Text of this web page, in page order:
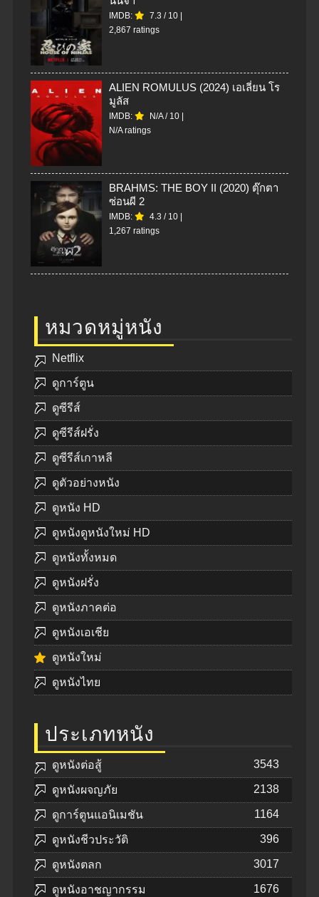
IMDB: 7.3 / 10
2,867 ratings
ALIEN ROMULUS (2024) เอเลี่ยน โร
มูลัส
IMDB: N/A/ 10
N/A ratings
BRAHMS: THE BOY II (2020) ตุ๊กตา
ซ่อนผี 2
IMDB: 4.3 / 10
1,267 ratings
หมวดหมู่หนัง
Netflix
ดูการ์ตูน
ดูซีรีส์
ดูซีรีส์ฝรั่ง
ดูซีรีส์เกาหลี
ดูตัวอย่างหนัง
ดูหนัง HD
ดูหนังดูหนังใหม่ HD
ดูหนังทั้งหมด
ดูหนังฝรั่ง
ดูหนังภาคต่อ
ดูหนังเอเชีย
ดูหนังใหม่
ดูหนังไทย
ประเภทหนัง
ดูหนังต่อสู้ 3543
ดูหนังผจญภัย 2138
ดูการ์ตูนแอนิเมชัน 1164
ดูหนังชีวประวัติ 396
ดูหนังตลก 3017
ดูหนังอาชญากรรม 1676